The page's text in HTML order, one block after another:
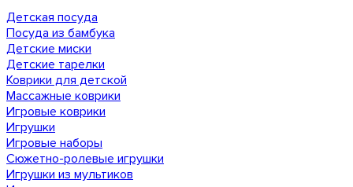
Детская посуда
Посуда из бамбука
Детские миски
Детские тарелки
Коврики для детской
Массажные коврики
Игровые коврики
Игрушки
Игровые наборы
Сюжетно-ролевые игрушки
Игрушки из мультиков